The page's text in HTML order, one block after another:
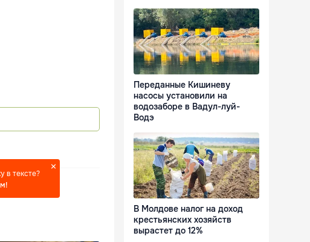
в тексте?
Переданные Кишиневу
насосы установили на
водозаборе в Вадул-луй-
Водэ
В Молдове налог на доход
крестьянских хозяйств
вырастет до 12%